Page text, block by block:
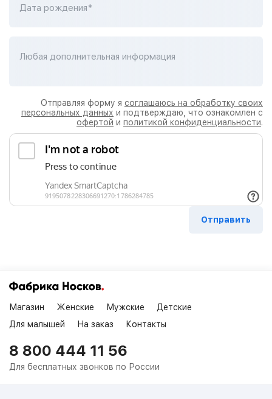
Дата рождения*
Любая дополнительная информация
Отправляя форму я соглашаюсь на обработку своих
персональных данных и подтверждаю, что ознакомлен с
офертой и политикой конфиденциальности.
Магазин Женские Мужские
Детские
Для малышей
На заказ Контакты
8 800 444 11 56
Для бесплатных звонков по России